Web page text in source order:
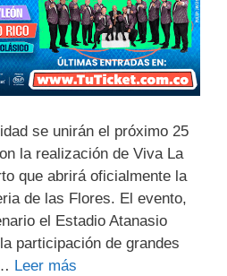
se unirán el próximo 25
la realización de Viva La
que abrirá oficialmente la
de las Flores. El evento,
el Estadio Atanasio
participación de grandes
Leer más